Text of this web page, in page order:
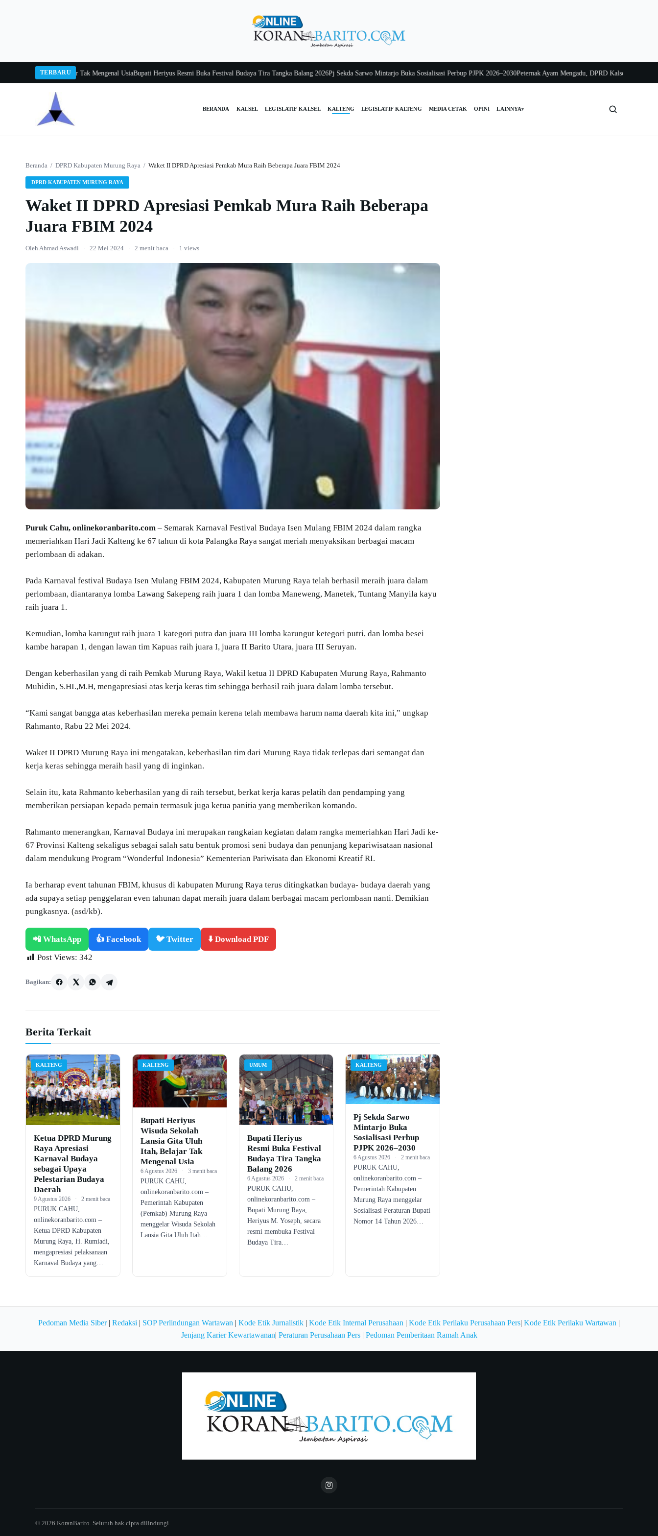
TERBARU
Uluh Itah, Belajar Tak Mengenal Usia Bupati Heriyus Resmi Buka Festival Budaya Tira Tangka Balang 2026Pj Sekda Sarwo Mintarjo Buka Sosialisasi Perbup PJPK 2026–2030Peternak Ayam Mengadu, DPRD Kalsel Bergerak Cepat
BERANDA KALSEL LEGISLATIF KALSEL KALTENG LEGISLATIF KALTENG MEDIA CETAK OPINI LAINNYA▾
Beranda / DPRD Kabupaten Murung Raya / Waket II DPRD Apresiasi Pemkab Mura Raih Beberapa Juara FBIM 2024
DPRD KABUPATEN MURUNG RAYA
Waket II DPRD Apresiasi Pemkab Mura Raih Beberapa
Juara FBIM 2024
Oleh Ahmad Aswadi · 22 Mei 2024 · 2 menit baca · 1 views
Puruk Cahu, onlinekoranbarito.com – Semarak Karnaval Festival Budaya Isen Mulang FBIM 2024 dalam rangka
memeriahkan Hari Jadi Kalteng ke 67 tahun di kota Palangka Raya sangat meriah menyaksikan berbagai macam
perlombaan di adakan.
Pada Karnaval festival Budaya Isen Mulang FBIM 2024, Kabupaten Murung Raya telah berhasil meraih juara dalam
perlombaan, diantaranya lomba Lawang Sakepeng raih juara 1 dan lomba Maneweng, Manetek, Tuntang Manyila kayu
raih juara 1.
Kemudian, lomba karungut raih juara 1 kategori putra dan juara III lomba karungut ketegori putri, dan lomba besei
kambe harapan 1, dengan lawan tim Kapuas raih juara I, juara II Barito Utara, juara III Seruyan.
Dengan keberhasilan yang di raih Pemkab Murung Raya, Wakil ketua II DPRD Kabupaten Murung Raya, Rahmanto
Muhidin, S.HI.,M.H, mengapresiasi atas kerja keras tim sehingga berhasil raih juara dalam lomba tersebut.
“Kami sangat bangga atas keberhasilan mereka pemain kerena telah membawa harum nama daerah kita ini,” ungkap
Rahmanto, Rabu 22 Mei 2024.
Waket II DPRD Murung Raya ini mengatakan, keberhasilan tim dari Murung Raya tidak terlepas dari semangat dan
kerja keras sehingga meraih hasil yang di inginkan.
Selain itu, kata Rahmanto keberhasilan yang di raih tersebut, berkat kerja karas pelatih dan pendamping yang
memberikan persiapan kepada pemain termasuk juga ketua panitia yang memberikan komando.
Rahmanto menerangkan, Karnaval Budaya ini merupakan rangkaian kegiatan dalam rangka memeriahkan Hari Jadi ke-
67 Provinsi Kalteng sekaligus sebagai salah satu bentuk promosi seni budaya dan penunjang kepariwisataan nasional
dalam mendukung Program “Wonderful Indonesia” Kementerian Pariwisata dan Ekonomi Kreatif RI.
Ia berharap event tahunan FBIM, khusus di kabupaten Murung Raya terus ditingkatkan budaya- budaya daerah yang
ada supaya setiap penggelaran even tahunan dapat meraih juara dalam berbagai macam perlombaan nanti. Demikian
pungkasnya. (asd/kb).
📲 WhatsApp 👍 Facebook 🐦 Twitter
⬇️ Download PDF
Post Views: 342
Bagikan:
Berita Terkait
KALTENG
Ketua DPRD Murung
Raya Apresiasi
Karnaval Budaya
sebagai Upaya
Pelestarian Budaya
Daerah
9 Agustus 2026 · 2 menit baca
PURUK CAHU,
onlinekoranbarito.com –
Ketua DPRD Kabupaten
Murung Raya, H. Rumiadi,
mengapresiasi pelaksanaan
Karnaval Budaya yang…
KALTENG
Bupati Heriyus
Wisuda Sekolah
Lansia Gita Uluh
Itah, Belajar Tak
Mengenal Usia
6 Agustus 2026 · 3 menit baca
PURUK CAHU,
onlinekoranbarito.com –
Pemerintah Kabupaten
(Pemkab) Murung Raya
menggelar Wisuda Sekolah
Lansia Gita Uluh Itah…
UMUM
Bupati Heriyus
Resmi Buka Festival
Budaya Tira Tangka
Balang 2026
6 Agustus 2026 · 2 menit baca
PURUK CAHU,
onlinekoranbarito.com –
Bupati Murung Raya,
Heriyus M. Yoseph, secara
resmi membuka Festival
Budaya Tira…
KALTENG
Pj Sekda Sarwo
Mintarjo Buka
Sosialisasi Perbup
PJPK 2026–2030
6 Agustus 2026 · 2 menit baca
PURUK CAHU,
onlinekoranbarito.com –
Pemerintah Kabupaten
Murung Raya menggelar
Sosialisasi Peraturan Bupati
Nomor 14 Tahun 2026…
Pedoman Media Siber| Redaksi | SOP Perlindungan Wartawan | Kode Etik Jurnalistik | Kode Etik Internal Perusahaan | Kode Etik Perilaku Perusahaan Pers| Kode Etik Perilaku Wartawan |
Jenjang Karier Kewartawanan| Peraturan Perusahaan Pers| Pedoman Pemberitaan Ramah Anak
© 2026 KoranBarito. Seluruh hak cipta dilindungi.